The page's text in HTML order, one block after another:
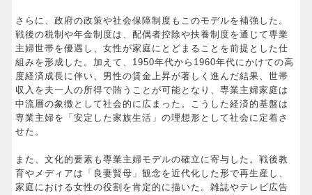
さらに、政府の政策や社会保障制度もこのモデルを補強した。
戦後の税制や年金制度は、配偶者控除や扶養制度を通じて専業
主婦世帯を優遇し、女性が家庭にとどまることを前提とした仕
組みを形成した。加えて、1950年代から1960年代にかけての高
度経済成長に伴い、男性の賃金上昇が著しく進んだ結果、世帯
収入を夫一人の所得で賄うことが可能となり、専業主婦家庭は
中流層の象徴として社会的に広まった。こうした経済的基盤は
専業主婦を「安定した家族生活」の理想形として社会に定着さ
せた。
また、文化的要素も専業主婦モデルの確立に寄与した。戦後教
育やメディアは「良妻賢母」観念を近代化した形で再生産し、
家庭における女性の役割を肯定的に描いた。雑誌やテレビ広告